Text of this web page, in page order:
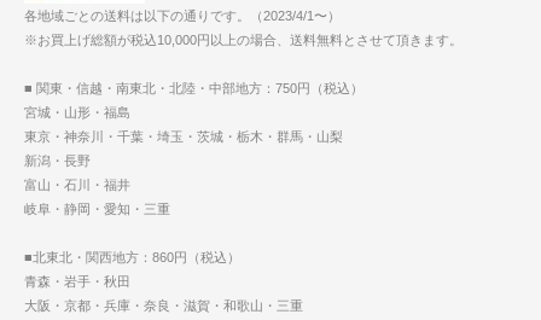
各地域ごとの送料は以下の通りです。（2023/4/1〜）
※お買上げ総額が税込10,000円以上の場合、送料無料とさせて頂きます。
■ 関東・信越・南東北・北陸・中部地方：750円（税込）
宮城・山形・福島
東京・神奈川・千葉・埼玉・茨城・栃木・群馬・山梨
新潟・長野
富山・石川・福井
岐阜・静岡・愛知・三重
■北東北・関西地方：860円（税込）
青森・岩手・秋田
大阪・京都・兵庫・奈良・滋賀・和歌山・三重